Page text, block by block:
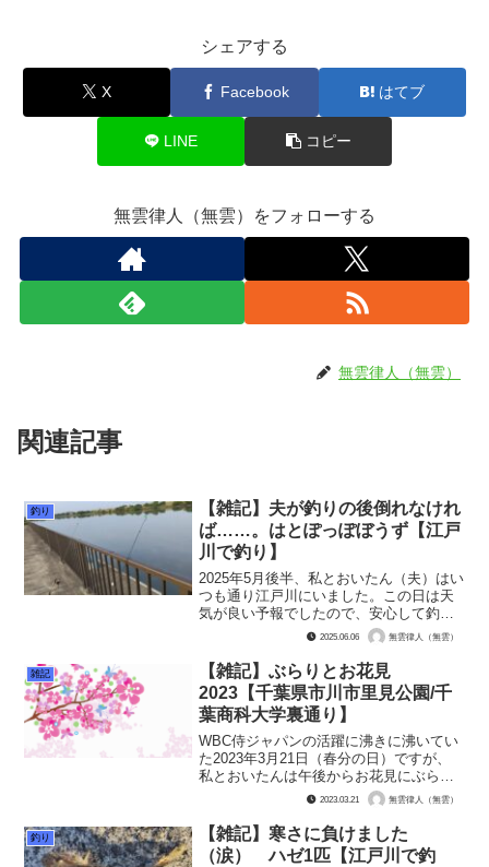
シェアする
X Facebook はてブ
LINE コピー
無雲律人（無雲）をフォローする
無雲律人（無雲）
関連記事
釣り
【雑記】夫が釣りの後倒れなけれ
ば……。はとぽっぽぼうず【江戸
川で釣り】
2025年5月後半、私とおいたん（夫）はい
つも通り江戸川にいました。この日は天
気が良い予報でしたので、安心して釣り
をする事が出来ます。 薄曇りですが綺
麗な空の色です。加えて、風もほぼ無く
穏やかな気候です。暑くなるというので
夏仕様の釣りウェア...
2025.06.06 無雲律人（無雲）
雑記
【雑記】ぶらりとお花見
2023【千葉県市川市里見公園/千
葉商科大学裏通り】
WBC侍ジャパンの活躍に沸きに沸いてい
た2023年3月21日（春分の日）ですが、
私とおいたんは午後からお花見にぶらり
と出かけました。 この日のお散歩は無
雲がヘルニアのため自転車で行きまし
た。行ったエリアは千葉県市川市国府台
辺り。千葉商科大学...
2023.03.21 無雲律人（無雲）
釣り
【雑記】寒さに負けました
（涙） ハゼ1匹【江戸川で釣